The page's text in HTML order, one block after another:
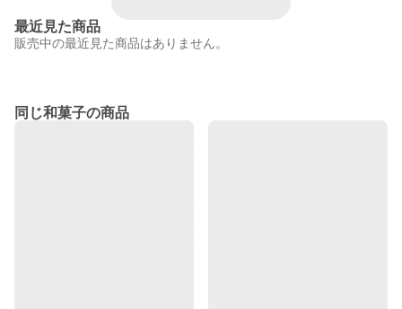
最近見た商品
販売中の最近見た商品はありません。
同じ和菓子の商品